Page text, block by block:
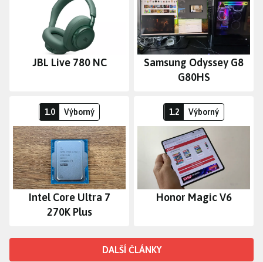
JBL Live 780 NC
Samsung Odyssey G8
G80HS
Nejlepší současný procesor, navíc za
1.0 Výborný
Intel Core Ultra 7
270K Plus
Skládací král
1.2 Výborný
Honor Magic V6
DALŠÍ ČLÁNKY